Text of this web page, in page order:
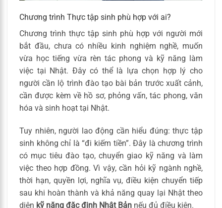
Chương trình Thực tập sinh phù hợp với ai?
Chương trình thực tập sinh phù hợp với người mới
bắt đầu, chưa có nhiều kinh nghiệm nghề, muốn
vừa học tiếng vừa rèn tác phong và kỹ năng làm
việc tại Nhật. Đây có thể là lựa chọn hợp lý cho
người cần lộ trình đào tạo bài bản trước xuất cảnh,
cần được kèm về hồ sơ, phỏng vấn, tác phong, văn
hóa và sinh hoạt tại Nhật.
Tuy nhiên, người lao động cần hiểu đúng: thực tập
sinh không chỉ là “đi kiếm tiền”. Đây là chương trình
có mục tiêu đào tạo, chuyển giao kỹ năng và làm
việc theo hợp đồng. Vì vậy, cần hỏi kỹ ngành nghề,
thời hạn, quyền lợi, nghĩa vụ, điều kiện chuyển tiếp
sau khi hoàn thành và khả năng quay lại Nhật theo
diện kỹ năng đặc định Nhật Bản nếu đủ điều kiện.